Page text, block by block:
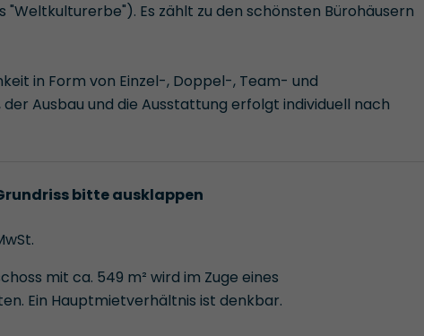
"Weltkulturerbe"). Es zählt zu den schönsten Bürohäusern
in Form von Einzel-, Doppel-, Team- und
Ausbau und die Ausstattung erfolgt individuell nach
bitte ausklappen
mit ca. 549 m² wird im Zuge eines
Ein Hauptmietverhältnis ist denkbar.